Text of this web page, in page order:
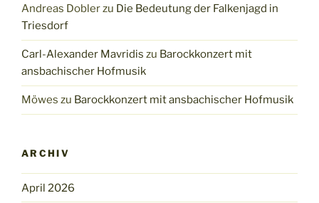
Andreas Doblerzu Die Bedeutung der Falkenjagd in
Triesdorf
Carl-Alexander Mavridis zu Barockkonzert mit
ansbachischer Hofmusik
Möwes zu Barockkonzert mit ansbachischer Hofmusik
ARCHIV
April 2026